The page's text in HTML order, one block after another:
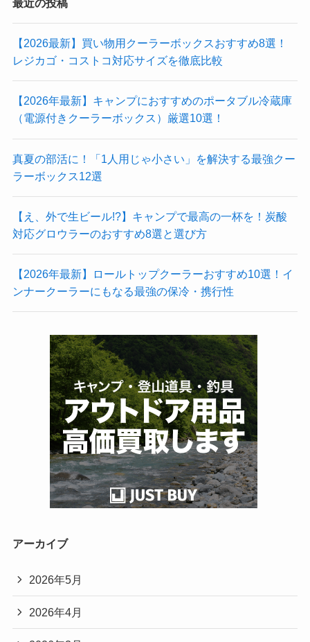
最近の投稿
【2026最新】買い物用クーラーボックスおすすめ8選！
レジカゴ・コストコ対応サイズを徹底比較
【2026年最新】キャンプにおすすめのポータブル冷蔵庫
（電源付きクーラーボックス）厳選10選！
真夏の部活に！「1人用じゃ小さい」を解決する最強クー
ラーボックス12選
【え、外で生ビール!?】キャンプで最高の一杯を！炭酸
対応グロウラーのおすすめ8選と選び方
【2026年最新】ロールトップクーラーおすすめ10選！イ
ンナークーラーにもなる最強の保冷・携行性
アーカイブ
2026年5月
2026年4月